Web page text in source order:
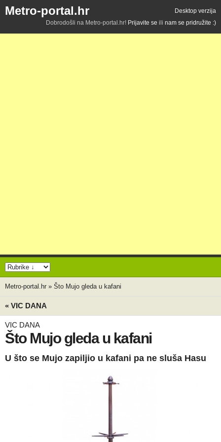
Metro-portal.hr
Desktop verzija
Dobrodošli na Metro-portal.hr! Prijavite se ili nam se pridružite :)
Metro-portal.hr » Što Mujo gleda u kafani
« VIC DANA
VIC DANA
Što Mujo gleda u kafani
U što se Mujo zapiljio u kafani pa ne sluša Hasu